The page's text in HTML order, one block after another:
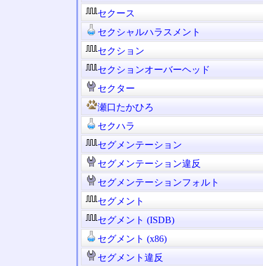
セクース
セクシャルハラスメント
セクション
セクションオーバーヘッド
セクター
瀬口たかひろ
セクハラ
セグメンテーション
セグメンテーション違反
セグメンテーションフォルト
セグメント
セグメント (ISDB)
セグメント (x86)
セグメント違反